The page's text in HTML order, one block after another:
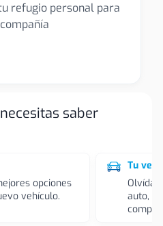
refugio personal para
saber
opciones
vehículo.
Tu
auto,
compra.